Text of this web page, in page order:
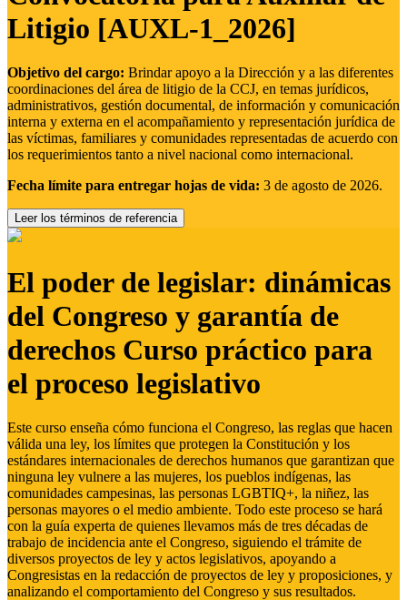
Litigio [AUXL-1_2026]
Objetivo del cargo: Brindar apoyo a la Dirección y a las diferentes
coordinaciones del área de litigio de la CCJ, en temas jurídicos,
administrativos, gestión documental, de información y comunicación
interna y externa en el acompañamiento y representación jurídica de
las víctimas, familiares y comunidades representadas de acuerdo con
los requerimientos tanto a nivel nacional como internacional.
Fecha límite para entregar hojas de vida: 3 de agosto de 2026.
Leer los términos de referencia
El poder de legislar: dinámicas
del Congreso y garantía de
derechos Curso práctico para
el proceso legislativo
Este curso enseña cómo funciona el Congreso, las reglas que hacen
válida una ley, los límites que protegen la Constitución y los
estándares internacionales de derechos humanos que garantizan que
ninguna ley vulnere a las mujeres, los pueblos indígenas, las
comunidades campesinas, las personas LGBTIQ+, la niñez, las
personas mayores o el medio ambiente. Todo este proceso se hará
con la guía experta de quienes llevamos más de tres décadas de
trabajo de incidencia ante el Congreso, siguiendo el trámite de
diversos proyectos de ley y actos legislativos, apoyando a
Congresistas en la redacción de proyectos de ley y proposiciones, y
analizando el comportamiento del Congreso y sus resultados.